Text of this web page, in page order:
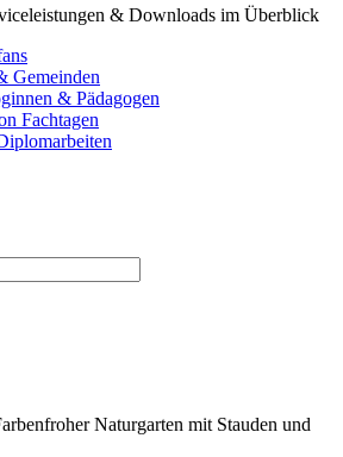
& Downloads im Überblick
Gemeinden
& Pädagogen
Fachtagen
Naturgarten mit Stauden und